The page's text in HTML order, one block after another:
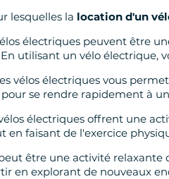
lesquelles la location d'un
électriques peuvent être
utilisant un vélo électrique,
vélos électriques vous
se rendre rapidement à
électriques offrent une
en faisant de l'exercice
être une activité
en explorant de nouveaux